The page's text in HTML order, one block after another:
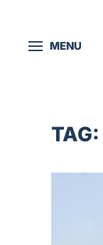
MENU
TAG: